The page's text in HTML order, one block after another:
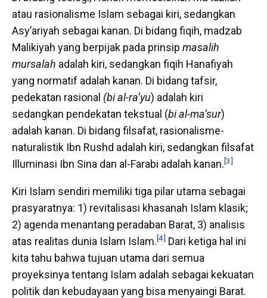
atau rasionalisme Islam sebagai kiri, sedangkan
Asy’ariyah sebagai kanan. Di bidang fiqih, madzab
Malikiyah yang berpijak pada prinsip masalih
mursalah adalah kiri, sedangkan fiqih Hanafiyah
yang normatif adalah kanan. Di bidang tafsir,
pedekatan rasional (bi al-ra’yu) adalah kiri
sedangkan pendekatan tekstual (bi al-ma’sur)
adalah kanan. Di bidang filsafat, rasionalisme-
naturalistik Ibn Rushd adalah kiri, sedangkan filsafat
Illuminasi Ibn Sina dan al-Farabi adalah kanan.[3]
Kiri Islam sendiri memiliki tiga pilar utama sebagai
prasyaratnya: 1) revitalisasi khasanah Islam klasik;
2) agenda menantang peradaban Barat, 3) analisis
atas realitas dunia Islam Islam.[4] Dari ketiga hal ini
kita tahu bahwa tujuan utama dari semua
proyeksinya tentang Islam adalah sebagai kekuatan
politik dan kebudayaan yang bisa menyaingi Barat.